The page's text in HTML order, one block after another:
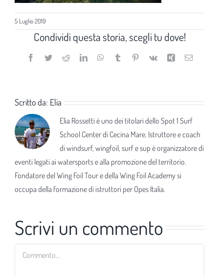
5 Luglio 2019
Condividi questa storia, scegli tu dove!
Facebook
TwitterRedditLinkedInWhatsApp
TumblrPinterest
Vk Xing Email
Scritto da: Elia
Elia Rossetti è uno dei titolari dello Spot 1 Surf
School Center di Cecina Mare. Istruttore e coach
di windsurf, wingfoil, surf e sup è organizzatore di
eventi legati ai watersports e alla promozione del territorio.
Fondatore del Wing Foil Tour e della Wing Foil Academy si
occupa della formazione di istruttori per Opes Italia.
Scrivi un commento
Commento